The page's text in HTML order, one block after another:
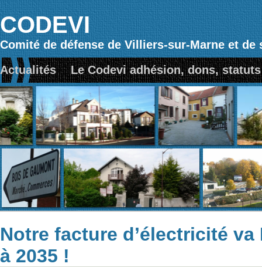
CODEVI
Comité de défense de Villiers-sur-Marne et de
Actualités
Le Codevi adhésion, dons, statuts
Notre facture d’électricité va
à 2035 !